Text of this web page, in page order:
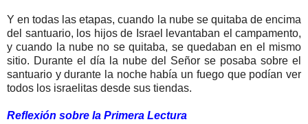
Y en todas las etapas, cuando la nube se quitaba de encima
del santuario, los hijos de Israel levantaban el campamento,
y cuando la nube no se quitaba, se quedaban en el mismo
sitio. Durante el día la nube del Señor se posaba sobre el
santuario y durante la noche había un fuego que podían ver
todos los israelitas desde sus tiendas.
Reflexión sobre la Primera Lectura